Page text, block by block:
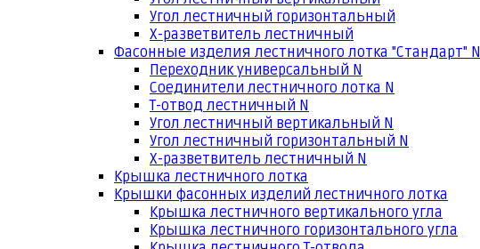
Угол лестничный горизонтальный
Х-разветвитель лестничный
Фасонные изделия лестничного лотка "Стандарт" N
Переходник универсальный N
Соединители лестничного лотка N
Т-отвод лестничный N
Угол лестничный вертикальный N
Угол лестничный горизонтальный N
Х-разветвитель лестничный N
Крышка лестничного лотка
Крышки фасонных изделий лестничного лотка
Крышка лестничного вертикального угла
Крышка лестничного горизонтального угла